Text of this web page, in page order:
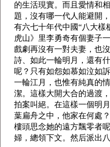
的生活現實。而且愛情和
題，沒有哪一代人能避開
有六七十年代中國“八大樣
虎山》里李勇奇有個妻子
戲劇再沒有一對夫妻，也
詩、如此一輪明月，還有
呢？只有如怨如慕如泣如
一輪江月，也惟有純真的
潔。這樣大開大合的過渡
拍案叫絕。在這樣一個明
葉扁舟之中，他家在何處
樓頭思念她的遠方飄零者
婦，總領下文。然后派出